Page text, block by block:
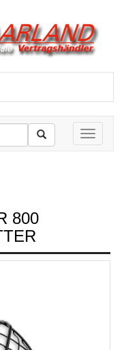
Toggle
800